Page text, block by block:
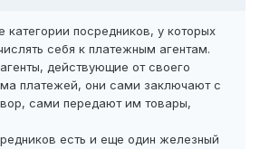
категории посредников, у которых
себя к платежным агентам.
действующие от своего
платежей, они сами заключают с
сами передают им товары,
есть и еще один железный